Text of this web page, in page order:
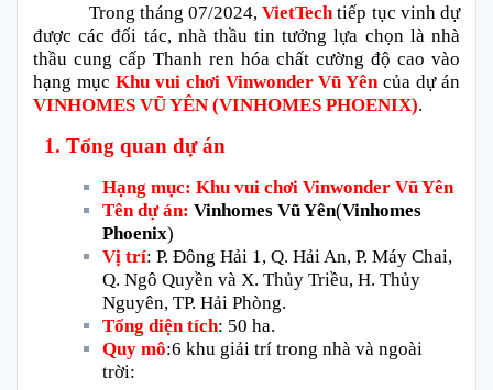
Trong tháng 07/2024,VietTech tiếp tục vinh dự
được các đối tác, nhà thầu tin tưởng lựa chọn là nhà
thầu cung cấp Thanh ren hóa chất cường độ cao vào
hạng mục Khu vui chơi Vinwonder Vũ Yêncủa dự án
VINHOMES VŨ YÊN (VINHOMES PHOENIX).
1. Tổng quan dự án
Hạng mục: Khu vui chơi Vinwonder Vũ Yên
Tên dự án: Vinhomes Vũ Yên(Vinhomes
Phoenix)
Vị trí: P. Đông Hải 1, Q. Hải An, P. Máy Chai,
Q. Ngô Quyền và X. Thủy Triều, H. Thủy
Nguyên, TP. Hải Phòng.
Tổng diện tích: 50 ha.
Quy mô:6 khu giải trí trong nhà và ngoài
trời: